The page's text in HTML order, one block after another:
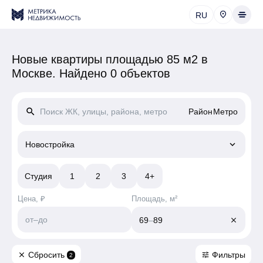
RU
Новые квартиры площадью 85 м2 в
Москве. Найдено 0 объектов
search РайонМетро
Новостройка keyboard_arrow_down
Студия 1 2 3 4+
Цена, ₽
от–до
Площадь, м²
69–89 close
close Сбросить 2 tune Фильтры